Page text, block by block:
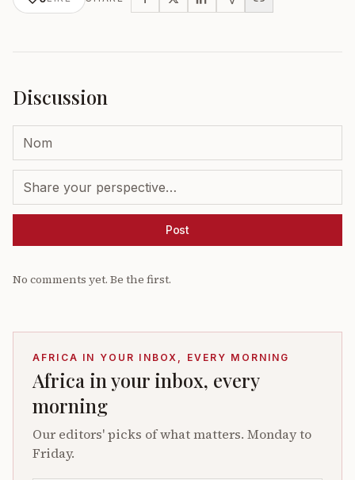
Discussion
Post
No comments yet. Be the first.
AFRICA IN YOUR INBOX, EVERY MORNING
Africa in your inbox, every
morning
Our editors' picks of what matters. Monday to
Friday.